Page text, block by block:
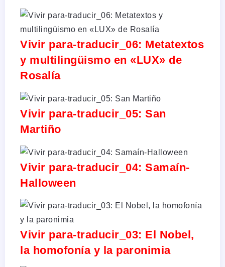
Vivir para-traducir_06: Metatextos
y multilingüismo en «LUX» de
Rosalía
Vivir para-traducir_05: San
Martiño
Vivir para-traducir_04: Samaín-
Halloween
Vivir para-traducir_03: El Nobel,
la homofonía y la paronimia